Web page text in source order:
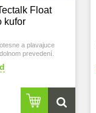
Float
kufor
a plavajuce
prevedení.
cez USB-C